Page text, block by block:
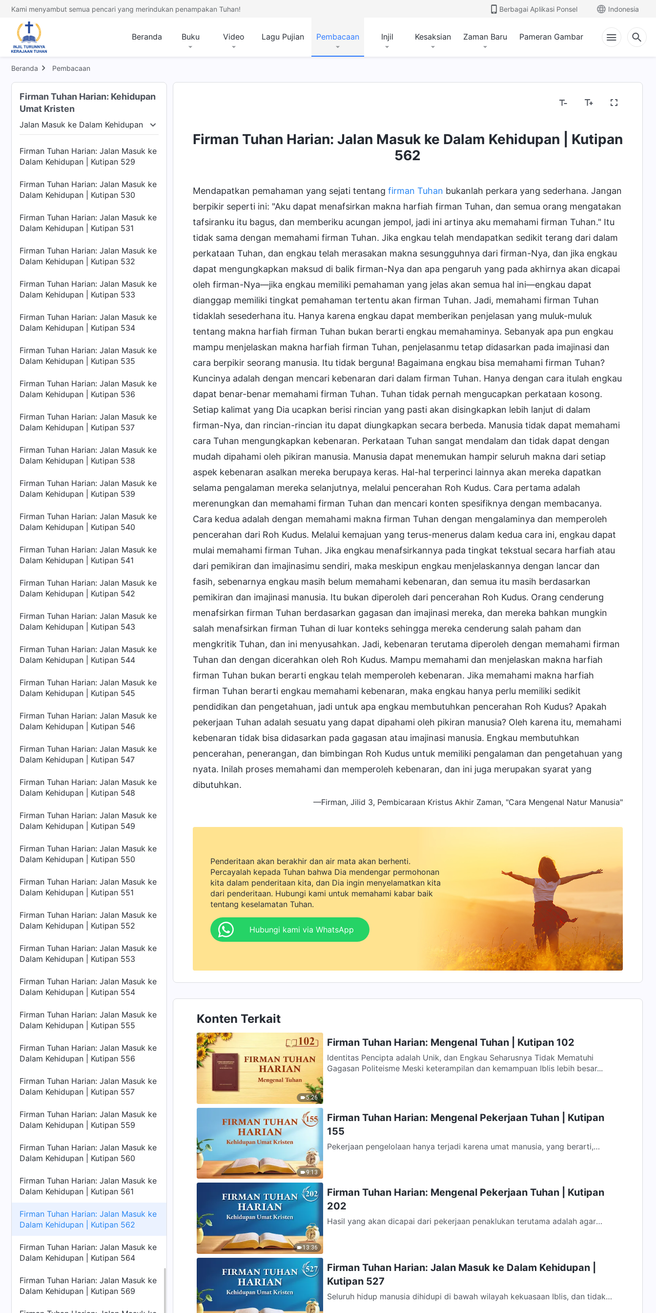
Kami menyambut semua pencari yang merindukan penampakan Tuhan! Berbagai Aplikasi Ponsel Indonesia
Beranda Buku Video Lagu Pujian Pembacaan Injil Kesaksian Zaman Baru Pameran Gambar
Beranda Pembacaan
Firman Tuhan Harian: Kehidupan
Umat Kristen
Jalan Masuk ke Dalam Kehidupan
Jalan Masuk ke Dalam Kehidupan Tempat Tujuan dan Kesudahan
Dalam Kehidupan | Kutipan 525
Firman Tuhan Harian: Jalan Masuk ke
Firman Tuhan Harian: Jalan Masuk ke
Dalam Kehidupan | Kutipan 527
Dalam Kehidupan | Kutipan 528
Firman Tuhan Harian: Jalan Masuk ke
Dalam Kehidupan | Kutipan 529
Firman Tuhan Harian: Jalan Masuk ke
Dalam Kehidupan | Kutipan 530
Firman Tuhan Harian: Jalan Masuk ke
Dalam Kehidupan | Kutipan 531
Firman Tuhan Harian: Jalan Masuk ke
Dalam Kehidupan | Kutipan 532
Firman Tuhan Harian: Jalan Masuk ke
Dalam Kehidupan | Kutipan 533
Firman Tuhan Harian: Jalan Masuk ke
Dalam Kehidupan | Kutipan 534
Firman Tuhan Harian: Jalan Masuk ke
Dalam Kehidupan | Kutipan 535
Firman Tuhan Harian: Jalan Masuk ke
Dalam Kehidupan | Kutipan 536
Firman Tuhan Harian: Jalan Masuk ke
Dalam Kehidupan | Kutipan 537
Firman Tuhan Harian: Jalan Masuk ke
Dalam Kehidupan | Kutipan 538
Firman Tuhan Harian: Jalan Masuk ke
Dalam Kehidupan | Kutipan 539
Firman Tuhan Harian: Jalan Masuk ke
Dalam Kehidupan | Kutipan 540
Firman Tuhan Harian: Jalan Masuk ke
Dalam Kehidupan | Kutipan 541
Firman Tuhan Harian: Jalan Masuk ke
Dalam Kehidupan | Kutipan 542
Firman Tuhan Harian: Jalan Masuk ke
Dalam Kehidupan | Kutipan 543
Firman Tuhan Harian: Jalan Masuk ke
Dalam Kehidupan | Kutipan 544
Firman Tuhan Harian: Jalan Masuk ke
Dalam Kehidupan | Kutipan 545
Firman Tuhan Harian: Jalan Masuk ke
Dalam Kehidupan | Kutipan 546
Firman Tuhan Harian: Jalan Masuk ke
Dalam Kehidupan | Kutipan 547
Firman Tuhan Harian: Jalan Masuk ke
Dalam Kehidupan | Kutipan 548
Firman Tuhan Harian: Jalan Masuk ke
Dalam Kehidupan | Kutipan 549
Firman Tuhan Harian: Jalan Masuk ke
Dalam Kehidupan | Kutipan 550
Firman Tuhan Harian: Jalan Masuk ke
Dalam Kehidupan | Kutipan 551
Firman Tuhan Harian: Jalan Masuk ke
Dalam Kehidupan | Kutipan 552
Firman Tuhan Harian: Jalan Masuk ke
Dalam Kehidupan | Kutipan 553
Firman Tuhan Harian: Jalan Masuk ke
Dalam Kehidupan | Kutipan 554
Firman Tuhan Harian: Jalan Masuk ke
Dalam Kehidupan | Kutipan 555
Firman Tuhan Harian: Jalan Masuk ke
Dalam Kehidupan | Kutipan 556
Firman Tuhan Harian: Jalan Masuk ke
Dalam Kehidupan | Kutipan 557
Firman Tuhan Harian: Jalan Masuk ke
Dalam Kehidupan | Kutipan 559
Firman Tuhan Harian: Jalan Masuk ke
Dalam Kehidupan | Kutipan 560
Firman Tuhan Harian: Jalan Masuk ke
Dalam Kehidupan | Kutipan 561
Firman Tuhan Harian: Jalan Masuk ke
Dalam Kehidupan | Kutipan 562
Firman Tuhan Harian: Jalan Masuk ke
Dalam Kehidupan | Kutipan 564
Firman Tuhan Harian: Jalan Masuk ke
Dalam Kehidupan | Kutipan 569
Firman Tuhan Harian: Jalan Masuk ke Dalam Kehidupan | Kutipan
562
Mendapatkan pemahaman yang sejati tentang firman Tuhan bukanlah perkara yang sederhana. Jangan
berpikir seperti ini: "Aku dapat menafsirkan makna harfiah firman Tuhan, dan semua orang mengatakan
tafsiranku itu bagus, dan memberiku acungan jempol, jadi ini artinya aku memahami firman Tuhan." Itu
tidak sama dengan memahami firman Tuhan. Jika engkau telah mendapatkan sedikit terang dari dalam
perkataan Tuhan, dan engkau telah merasakan makna sesungguhnya dari firman-Nya, dan jika engkau
dapat mengungkapkan maksud di balik firman-Nya dan apa pengaruh yang pada akhirnya akan dicapai
oleh firman-Nya—jika engkau memiliki pemahaman yang jelas akan semua hal ini—engkau dapat
dianggap memiliki tingkat pemahaman tertentu akan firman Tuhan. Jadi, memahami firman Tuhan
tidaklah sesederhana itu. Hanya karena engkau dapat memberikan penjelasan yang muluk-muluk
tentang makna harfiah firman Tuhan bukan berarti engkau memahaminya. Sebanyak apa pun engkau
mampu menjelaskan makna harfiah firman Tuhan, penjelasanmu tetap didasarkan pada imajinasi dan
cara berpikir seorang manusia. Itu tidak berguna! Bagaimana engkau bisa memahami firman Tuhan?
Kuncinya adalah dengan mencari kebenaran dari dalam firman Tuhan. Hanya dengan cara itulah engkau
dapat benar-benar memahami firman Tuhan. Tuhan tidak pernah mengucapkan perkataan kosong.
Setiap kalimat yang Dia ucapkan berisi rincian yang pasti akan disingkapkan lebih lanjut di dalam
firman-Nya, dan rincian-rincian itu dapat diungkapkan secara berbeda. Manusia tidak dapat memahami
cara Tuhan mengungkapkan kebenaran. Perkataan Tuhan sangat mendalam dan tidak dapat dengan
mudah dipahami oleh pikiran manusia. Manusia dapat menemukan hampir seluruh makna dari setiap
aspek kebenaran asalkan mereka berupaya keras. Hal-hal terperinci lainnya akan mereka dapatkan
selama pengalaman mereka selanjutnya, melalui pencerahan Roh Kudus. Cara pertama adalah
merenungkan dan memahami firman Tuhan dan mencari konten spesifiknya dengan membacanya.
Cara kedua adalah dengan memahami makna firman Tuhan dengan mengalaminya dan memperoleh
pencerahan dari Roh Kudus. Melalui kemajuan yang terus-menerus dalam kedua cara ini, engkau dapat
mulai memahami firman Tuhan. Jika engkau menafsirkannya pada tingkat tekstual secara harfiah atau
dari pemikiran dan imajinasimu sendiri, maka meskipun engkau menjelaskannya dengan lancar dan
fasih, sebenarnya engkau masih belum memahami kebenaran, dan semua itu masih berdasarkan
pemikiran dan imajinasi manusia. Itu bukan diperoleh dari pencerahan Roh Kudus. Orang cenderung
menafsirkan firman Tuhan berdasarkan gagasan dan imajinasi mereka, dan mereka bahkan mungkin
salah menafsirkan firman Tuhan di luar konteks sehingga mereka cenderung salah paham dan
mengkritik Tuhan, dan ini menyusahkan. Jadi, kebenaran terutama diperoleh dengan memahami firman
Tuhan dan dengan dicerahkan oleh Roh Kudus. Mampu memahami dan menjelaskan makna harfiah
firman Tuhan bukan berarti engkau telah memperoleh kebenaran. Jika memahami makna harfiah
firman Tuhan berarti engkau memahami kebenaran, maka engkau hanya perlu memiliki sedikit
pendidikan dan pengetahuan, jadi untuk apa engkau membutuhkan pencerahan Roh Kudus? Apakah
pekerjaan Tuhan adalah sesuatu yang dapat dipahami oleh pikiran manusia? Oleh karena itu, memahami
kebenaran tidak bisa didasarkan pada gagasan atau imajinasi manusia. Engkau membutuhkan
pencerahan, penerangan, dan bimbingan Roh Kudus untuk memiliki pengalaman dan pengetahuan yang
nyata. Inilah proses memahami dan memperoleh kebenaran, dan ini juga merupakan syarat yang
dibutuhkan.
—Firman, Jilid 3, Pembicaraan Kristus Akhir Zaman, "Cara Mengenal Natur Manusia"
Penderitaan akan berakhir dan air mata akan berhenti.
Percayalah kepada Tuhan bahwa Dia mendengar permohonan
kita dalam penderitaan kita, dan Dia ingin menyelamatkan kita
dari penderitaan. Hubungi kami untuk memahami kabar baik
tentang keselamatan Tuhan.
Hubungi kami via WhatsApp
Konten Terkait
5:26
Firman Tuhan Harian: Mengenal Tuhan | Kutipan 102
Identitas Pencipta adalah Unik, dan Engkau Seharusnya Tidak Mematuhi
Gagasan Politeisme Meski keterampilan dan kemampuan Iblis lebih besar...
9:13
Firman Tuhan Harian: Mengenal Pekerjaan Tuhan | Kutipan
155
Pekerjaan pengelolaan hanya terjadi karena umat manusia, yang berarti,
13:36
Firman Tuhan Harian: Mengenal Pekerjaan Tuhan | Kutipan
202
Hasil yang akan dicapai dari pekerjaan penaklukan terutama adalah agar
Firman Tuhan Harian: Jalan Masuk ke Dalam Kehidupan |
Kutipan 527
Seluruh hidup manusia dihidupi di bawah wilayah kekuasaan Iblis, dan tidak